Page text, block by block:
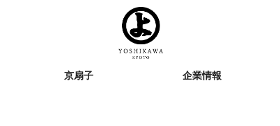
京扇子 企業情報